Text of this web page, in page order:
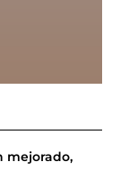
mejorado,